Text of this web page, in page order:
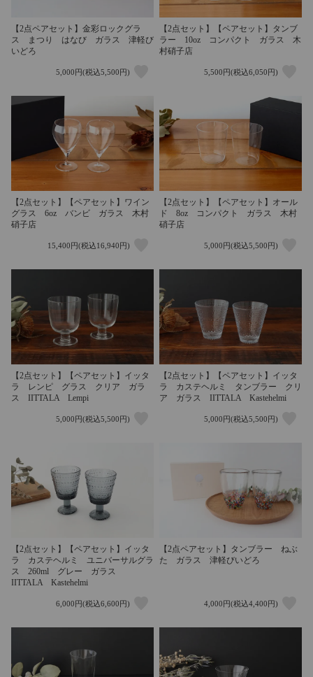
【2点ペアセット】金彩ロックグラ
ス まつり はなび ガラス 津軽び
いどろ
5,000円(税込5,500円)
【2点セット】【ペアセット】タンブ
ラー 10oz コンパクト ガラス 木
村硝子店
5,500円(税込6,050円)
【2点セット】【ペアセット】ワイン
グラス 6oz バンビ ガラス 木村
硝子店
15,400円(税込16,940円)
【2点セット】【ペアセット】オール
ド 8oz コンパクト ガラス 木村
硝子店
5,000円(税込5,500円)
【2点セット】【ペアセット】イッタ
ラ レンピ グラス クリア ガラ
ス IITTALA Lempi
5,000円(税込5,500円)
【2点セット】【ペアセット】イッタ
ラ カステヘルミ タンブラー クリ
ア ガラス IITTALA Kastehelmi
5,000円(税込5,500円)
【2点セット】【ペアセット】イッタ
ラ カステヘルミ ユニバーサルグラ
ス 260ml グレー ガラス
IITTALA Kastehelmi
6,000円(税込6,600円)
【2点ペアセット】タンブラー ねぶ
た ガラス 津軽びいどろ
4,000円(税込4,400円)